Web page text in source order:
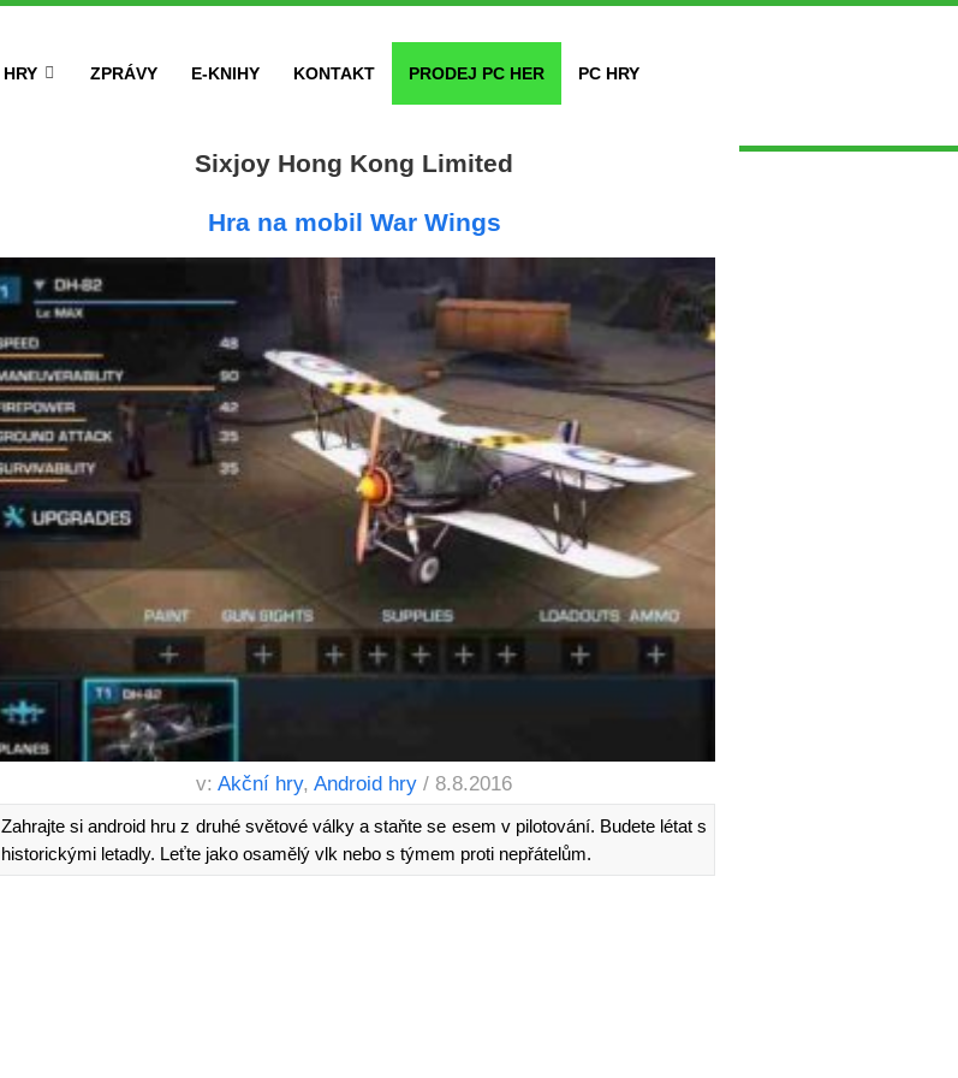
HRY ZPRÁVY E-KNIHY KONTAKT PRODEJ PC HER PC HRY
Sixjoy Hong Kong Limited
Hra na mobil War Wings
v:Akční hry,Android hry / 8.8.2016
Zahrajte si android hru z druhé světové války a staňte se esem v pilotování. Budete létat s
historickými letadly. Leťte jako osamělý vlk nebo s týmem proti nepřátelům.